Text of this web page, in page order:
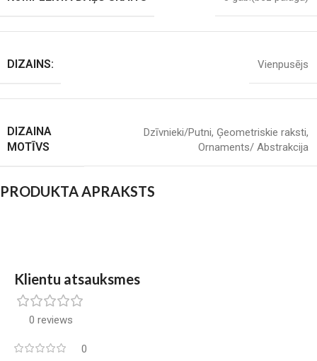
DIZAINS: Vienpusējs
DIZAINA
MOTĪVS
Dzīvnieki/Putni, Ģeometriskie raksti,
Ornaments/ Abstrakcija
PRODUKTA APRAKSTS
Klientu atsauksmes
0 reviews
0